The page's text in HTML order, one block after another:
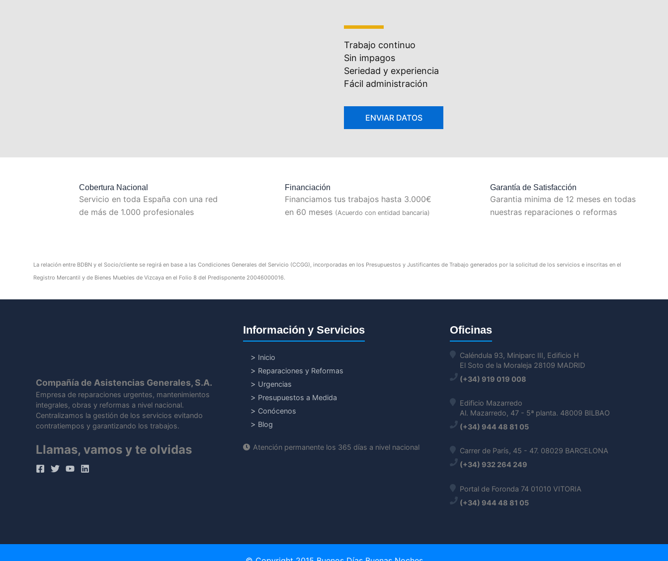
Trabajo continuo
Sin impagos
Seriedad y experiencia
Fácil administración
Cobertura Nacional
Servicio en toda España con una red
de más de 1.000 profesionales
Financiación
Financiamos tus trabajos hasta 3.000€
en 60 meses (Acuerdo con entidad bancaria)
Garantía de Satisfacción
Garantia minima de 12 meses en todas
nuestras reparaciones o reformas
La relación entre BDBN y el Socio/cliente se regirá en base a las Condiciones Generales del Servicio (CCGG), incorporadas en los Presupuestos y Justificantes de Trabajo generados por la solicitud de los servicios e inscritas en el
Registro Mercantil y de Bienes Muebles de Vizcaya en el Folio 8 del Predisponente 20046000016.
Compañía de Asistencias Generales, S.A.
Empresa de reparaciones urgentes, mantenimientos
integrales, obras y reformas a nivel nacional.
Centralizamos la gestión de los servicios evitando
contratiempos y garantizando los trabajos.
Llamas, vamos y te olvidas
Información y Servicios
Inicio
Reparaciones y Reformas
Urgencias
Presupuestos a Medida
Conócenos
Blog
Atención permanente los 365 días a nivel nacional
Oficinas
Caléndula 93, Miniparc III, Edificio H
El Soto de la Moraleja 28109 MADRID
(+34) 919 019 008
Edificio Mazarredo
Al. Mazarredo, 47 - 5ª planta. 48009 BILBAO
(+34) 944 48 81 05
Carrer de París, 45 - 47. 08029 BARCELONA
(+34) 932 264 249
Portal de Foronda 74 01010 VITORIA
(+34) 944 48 81 05